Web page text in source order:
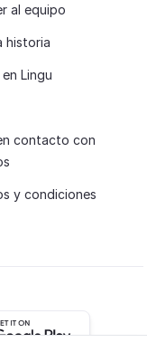
al equipo
historia
Lingu
contacto con
y condiciones
Android app